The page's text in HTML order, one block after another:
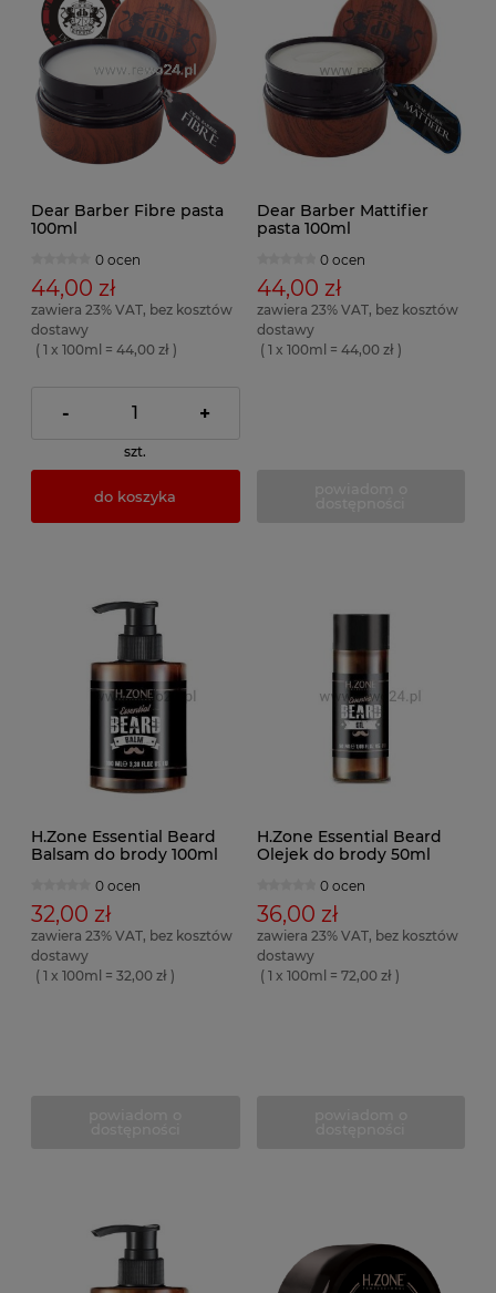
Dear Barber Fibre pasta
100ml
0 ocen
44,00 zł
zawiera 23% VAT, bez kosztów
dostawy
( 1 x 100ml = 44,00 zł )
- +
szt.
do koszyka
Dear Barber Mattifier
pasta 100ml
0 ocen
44,00 zł
zawiera 23% VAT, bez kosztów
dostawy
( 1 x 100ml = 44,00 zł )
H.Zone Essential Beard
Balsam do brody 100ml
0 ocen
32,00 zł
zawiera 23% VAT, bez kosztów
dostawy
( 1 x 100ml = 32,00 zł )
H.Zone Essential Beard
Olejek do brody 50ml
0 ocen
36,00 zł
zawiera 23% VAT, bez kosztów
dostawy
( 1 x 100ml = 72,00 zł )